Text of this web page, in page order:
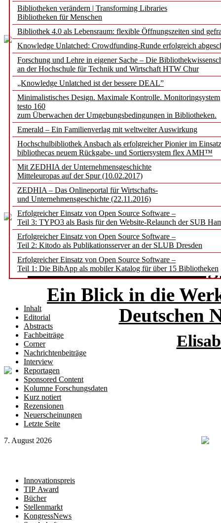
Bibliotheken verändern | Transforming Libraries
Bibliotheken für Menschen
Bibliothek 4.0 als Lebensraum: flexible Öffnungszeiten sind
Knowledge Unlatched: Crowdfunding-Runde erfolgreich
Forschung und Lehre in eigener Sache – Die
an der Hochschule für Technik und Wirtschaft HTW Chur
„Knowledge Unlatched ist der bessere DEAL”
Minimalistisches Design. Maximale Kontrolle. Monitoringsystem
testo 160
zum Überwachen der Umgebungsbedingungen in Bibliotheken.
Emerald – Ein Familienverlag mit weltweiter Auswirkung
Hochschulbibliothek Ansbach als erfolgreicher Pionier im
bibliothecas neuem Rückgabe- und Sortiersystem flex AMH™
Mit ZEDHIA der Unternehmensgeschichte
Mitteleuropas auf der Spur (10.02.2017)
ZEDHIA – Das Onlineportal für Wirtschafts-
und Unternehmensgeschichte (22.11.2016)
Erfolgreicher Einsatz von Open Source Software –
Teil 3: TYPO3 als Basis für den Website-Relaunch der SUB
Erfolgreicher Einsatz von Open Source Software –
Teil 2: Kitodo als Publikationsserver an der SLUB Dresden
Erfolgreicher Einsatz von Open Source Software –
Teil 1: Die BibApp als mobiler Katalog für über 15 Bibliotheken
Inhalt
Editorial
Abstracts
Fachbeiträge
Corner
Nachrichtenbeiträge
Interview
Reportagen
Sponsored Content
Kolumne Forschungsdaten
Kurz notiert
Rezensionen
Neuerscheinungen
Letzte Seite
7. August 2026
Innovationspreis
TIP Award
Bücher
Stellenmarkt
KongressNews
Oliver Karras,
Automatisierte
Erkennung und
Wikidata
Kai Labusch, Sophie
Maschinelle
Ein Blick in die
Deutschen